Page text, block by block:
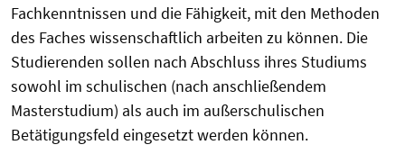
Fachkenntnissen und die Fähigkeit, mit den Methoden
des Faches wissenschaftlich arbeiten zu können. Die
Studierenden sollen nach Abschluss ihres Studiums
sowohl im schulischen (nach anschließendem
Masterstudium) als auch im außerschulischen
Betätigungsfeld eingesetzt werden können.